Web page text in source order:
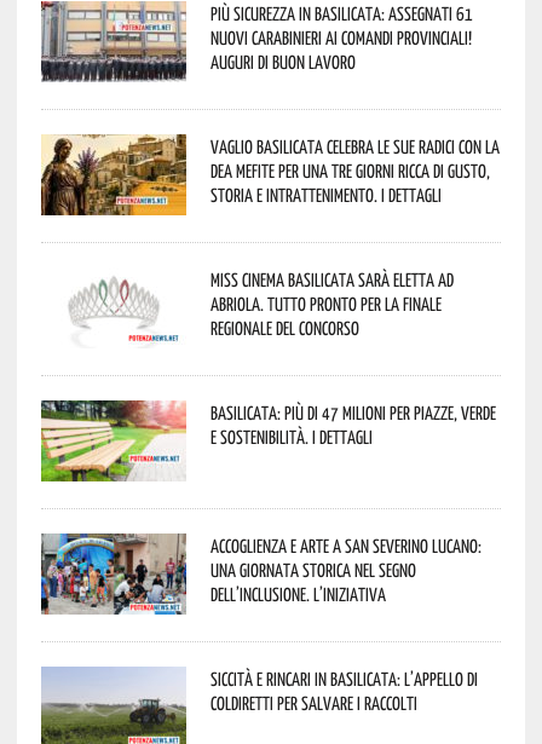
Più sicurezza in Basilicata: assegnati 61
nuovi Carabinieri ai Comandi provinciali!
Auguri di buon lavoro
Vaglio Basilicata celebra le sue radici con la
Dea Mefite per una tre giorni ricca di gusto,
storia e intrattenimento. I dettagli
Miss Cinema Basilicata sarà eletta ad
Abriola. Tutto pronto per la finale
regionale del concorso
Basilicata: più di 47 milioni per piazze, verde
e sostenibilità. I dettagli
Accoglienza e arte a San Severino Lucano:
una giornata storica nel segno
dell’inclusione. L’iniziativa
Siccità e rincari in Basilicata: l’appello di
Coldiretti per salvare i raccolti